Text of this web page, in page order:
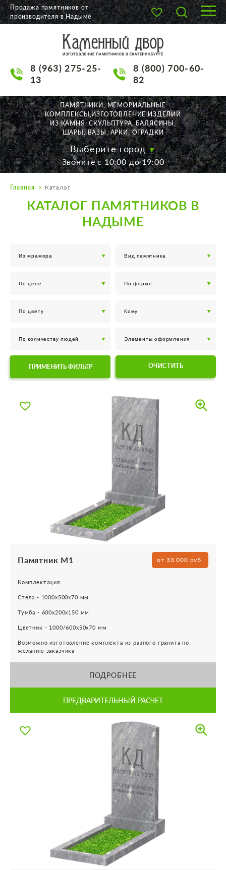
О КОМПАНИИ
НАШИ РАБОТЫ
АКЦИИ
ДОСТАВКА
КОНТАКТЫ
K2532513@yandex.ru
Пн. — Пт. с 10:00 до 19:00
Воскресенье по договор.
Продажа памятников от
производителя в Надыме
8 (963) 275-25-
13
8 (800) 700-60-
82
ПАМЯТНИКИ, МЕМОРИАЛЬНЫЕ
КОМПЛЕКСЫ,ИЗГОТОВЛЕНИЕ ИЗДЕЛИЙ
ИЗ КАМНЯ: СКУЛЬПТУРА, БАЛЯСИНЫ,
ШАРЫ, ВАЗЫ, АРКИ, ОГРАДКИ
Выберите город
Звоните с 10:00 до 19:00
Главная Каталог
КАТАЛОГ ПАМЯТНИКОВ В
НАДЫМЕ
ПРИМЕНИТЬ ФИЛЬТР ОЧИСТИТЬ
Памятник М1 от 33 000 руб.
Комплектация:
Стела - 1000х500х70 мм
Тумба - 600х200х150 мм
Цветник - 1000/600х50х70 мм
Возможно изготовление комплекта из разного гранита по
желанию заказчика
ПОДРОБНЕЕ
ПРЕДВАРИТЕЛЬНЫЙ РАСЧЕТ